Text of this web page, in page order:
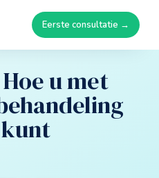
Eerste consultatie →
u met